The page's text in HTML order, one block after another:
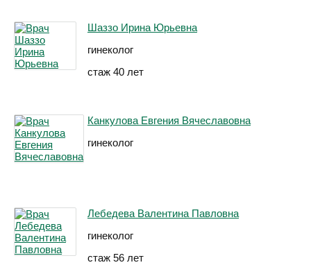
Шаззо Ирина Юрьевна
гинеколог
стаж 40 лет
Канкулова Евгения Вячеславовна
гинеколог
Лебедева Валентина Павловна
гинеколог
стаж 56 лет